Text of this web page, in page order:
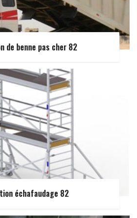
de benne pas cher 82
échafaudage 82